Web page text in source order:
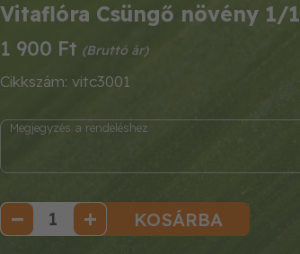
Vitaflóra Csüngő növény 1/1
1 900 Ft
Cikkszám: vitc3001
KOSÁRBA